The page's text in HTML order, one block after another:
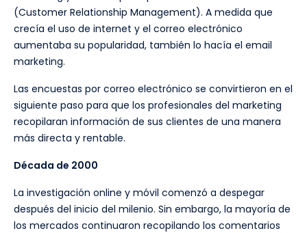
(Customer Relationship Management). A medida que
crecía el uso de internet y el correo electrónico
aumentaba su popularidad, también lo hacía el email
marketing.
Las encuestas por correo electrónico se convirtieron en el
siguiente paso para que los profesionales del marketing
recopilaran información de sus clientes de una manera
más directa y rentable.
Década de 2000
La investigación online y móvil comenzó a despegar
después del inicio del milenio. Sin embargo, la mayoría de
los mercados continuaron recopilando los comentarios